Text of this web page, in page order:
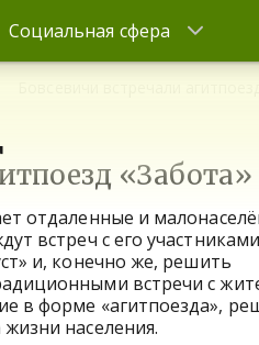
Социальная сфера
«Забота»
отдаленные и
встреч с его
и, конечно же, решить
встречи с
в форме «агитпоезда»,
населения.